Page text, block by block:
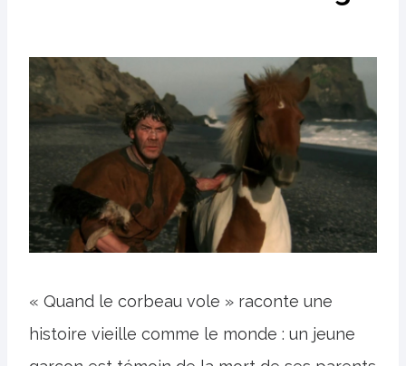
« Quand le corbeau vole » raconte une
histoire vieille comme le monde : un jeune